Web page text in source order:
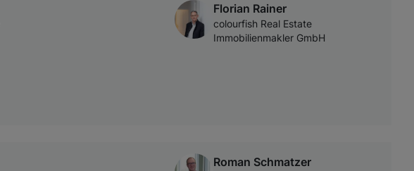
Florian Rainer
colourfish Real Estate
Immobilienmakler GmbH
Roman Schmatzer